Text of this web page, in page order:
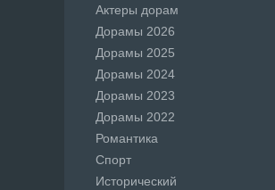
Актеры дорам
Дорамы 2026
Дорамы 2025
Дорамы 2024
Дорамы 2023
Дорамы 2022
Романтика
Спорт
Исторический